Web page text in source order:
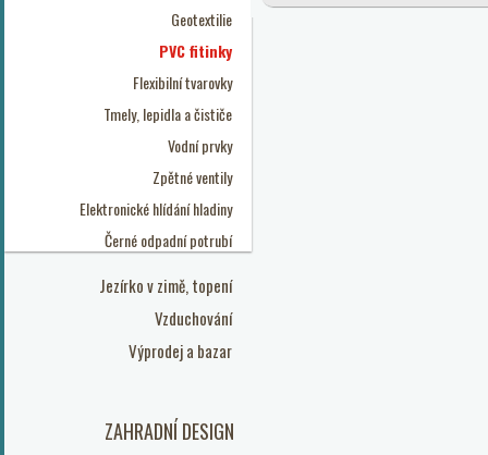
Geotextilie
PVC fitinky
Flexibilní tvarovky
Tmely, lepidla a čističe
Vodní prvky
Zpětné ventily
Elektronické hlídání hladiny
Černé odpadní potrubí
Jezírko v zimě, topení
Vzduchování
Výprodej a bazar
ZAHRADNÍ DESIGN